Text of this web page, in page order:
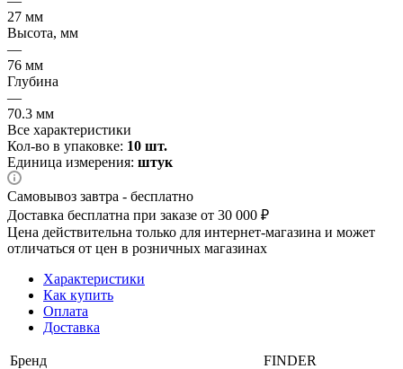
27 мм
Высота, мм
—
76 мм
Глубина
—
70.3 мм
Все характеристики
Кол-во в упаковке: 10 шт.
Единица измерения: штук
Самовывоз завтра - бесплатно
Доставка бесплатна при заказе от 30 000 ₽
Цена действительна только для интернет-магазина и может
отличаться от цен в розничных магазинах
Характеристики
Как купить
Оплата
Доставка
Бренд
FINDER